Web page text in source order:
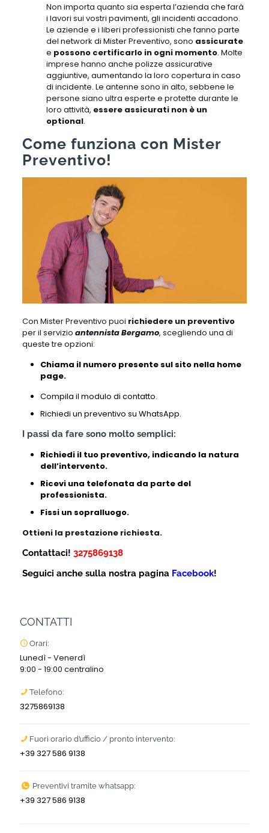
Non importa quanto sia esperta l’azienda che farà
i lavori sui vostri pavimenti, gli incidenti accadono.
Le aziende e i liberi professionisti che fanno parte
del network di Mister Preventivo, sono assicurate
e possono certificarlo in ogni momento. Molte
imprese hanno anche polizze assicurative
aggiuntive, aumentando la loro copertura in caso
di incidente. Le antenne sono in alto, sebbene le
persone siano ultra esperte e protette durante le
loro attività, essere assicurati non è un
optional.
Come funziona con Mister
Preventivo!
Con Mister Preventivo puoi richiedere un preventivo
per il servizio antennista Bergamo, scegliendo una di
queste tre opzioni:
Chiama il numero presente sul sito nella home
page.
Compila il modulo di contatto.
Richiedi un preventivo su WhatsApp.
I passi da fare sono molto semplici:
Richiedi il tuo preventivo, indicando la natura
dell’intervento.
Ricevi una telefonata da parte del
professionista.
Fissi un sopralluogo.
Ottieni la prestazione richiesta.
Contattaci! 3275869138
Seguici anche sulla nostra pagina Facebook!
CONTATTI
Orari:
Lunedì - Venerdì
9:00 - 19:00 centralino
Telefono:
3275869138
Fuori orario d’ufficio / pronto intervento:
+39 327 586 9138
Preventivi tramite whatsapp:
+39 327 586 9138